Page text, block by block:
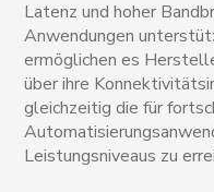
Latenz und hoher
Anwendungen
ermöglichen es
über ihre
gleichzeitig die für
Leistungsniveaus zu